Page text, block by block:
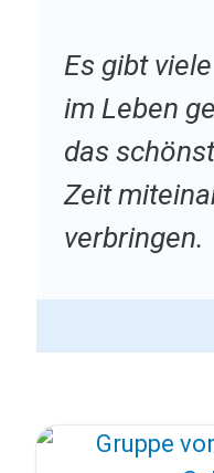
Es gibt
im Leben
das
Zeit
verbringen.